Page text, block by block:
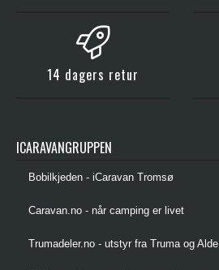
14 dagers retur
ICARAVANGRUPPEN
Bobilkjeden - iCaravan Tromsø
Caravan.no - når camping er livet
Trumadeler.no - utstyr fra Truma og Alde